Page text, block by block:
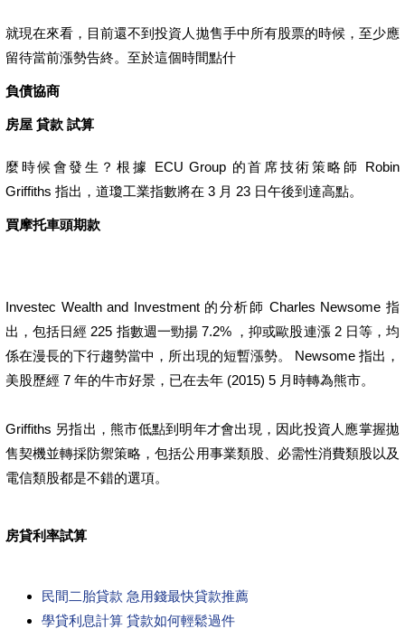
就現在來看，目前還不到投資人拋售手中所有股票的時候，至少應
留待當前漲勢告終。至於這個時間點什
負債協商
房屋 貸款 試算
麼時候會發生？根據 ECU Group 的首席技術策略師 Robin
Griffiths 指出，道瓊工業指數將在 3 月 23 日午後到達高點。
買摩托車頭期款
Investec Wealth and Investment 的分析師 Charles Newsome 指
出，包括日經 225 指數週一勁揚 7.2% ，抑或歐股連漲 2 日等，均
係在漫長的下行趨勢當中，所出現的短暫漲勢。 Newsome 指出，
美股歷經 7 年的牛市好景，已在去年 (2015) 5 月時轉為熊市。
Griffiths 另指出，熊市低點到明年才會出現，因此投資人應掌握拋
售契機並轉採防禦策略，包括公用事業類股、必需性消費類股以及
電信類股都是不錯的選項。
房貸利率試算
民間二胎貸款 急用錢最快貸款推薦
學貸利息計算 貸款如何輕鬆過件